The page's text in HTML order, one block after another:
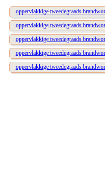
oppervlakkige tweedegraads
oppervlakkige tweedegraads
oppervlakkige tweedegraads
oppervlakkige tweedegraads
oppervlakkige tweedegraads